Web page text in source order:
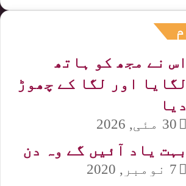
اس نے مجھ کو ہاتھ
لگایا اور لگا کے چھوڑ
دیا
30 مئی, 2026
بہت یاد آئیں گے وہ دن
7 نومبر, 2020